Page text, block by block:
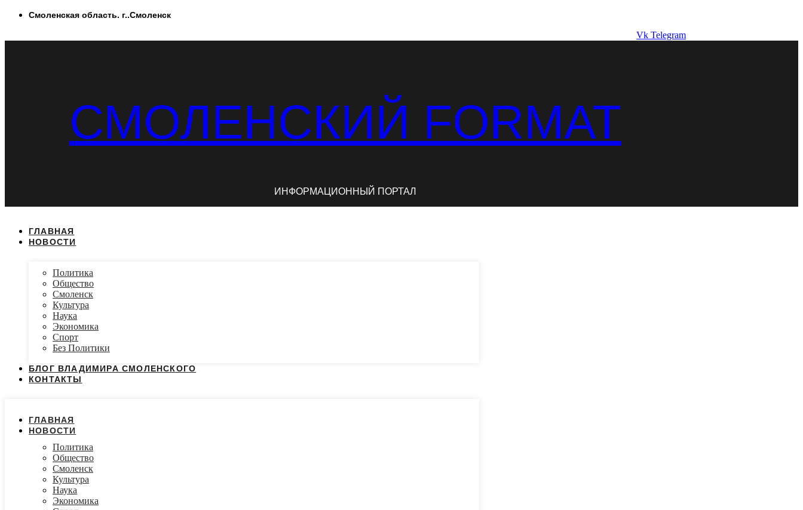
ПерейтиСмоленская область. г..Смоленск
Vk Telegram
СМОЛЕНСКИЙ FORMAT
ИНФОРМАЦИОННЫЙ ПОРТАЛ
ГЛАВНАЯ
НОВОСТИ
Политика
Общество
Смоленск
Культура
Наука
Экономика
Спорт
Без Политики
БЛОГ ВЛАДИМИРА СМОЛЕНСКОГО
КОНТАКТЫ
ГЛАВНАЯ
НОВОСТИ
Политика
Общество
Смоленск
Культура
Наука
Экономика